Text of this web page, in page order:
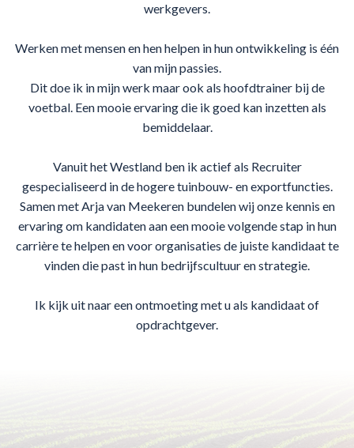
werkgevers.
Werken met mensen en hen helpen in hun ontwikkeling is één
van mijn passies.
Dit doe ik in mijn werk maar ook als hoofdtrainer bij de
voetbal. Een mooie ervaring die ik goed kan inzetten als
bemiddelaar.
Vanuit het Westland ben ik actief als Recruiter
gespecialiseerd in de hogere tuinbouw- en exportfuncties.
Samen met Arja van Meekeren bundelen wij onze kennis en
ervaring om kandidaten aan een mooie volgende stap in hun
carrière te helpen en voor organisaties de juiste kandidaat te
vinden die past in hun bedrijfscultuur en strategie.
Ik kijk uit naar een ontmoeting met u als kandidaat of
opdrachtgever.